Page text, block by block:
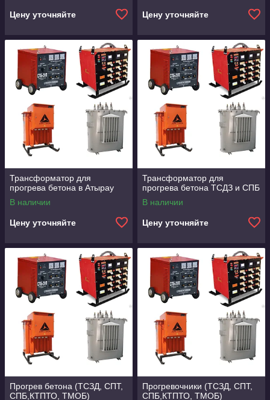
Цену уточняйте Цену уточняйте
Трансформатор для
прогрева бетона в Атырау
В наличии
Цену уточняйте
Трансформатор для
прогрева бетона ТСДЗ и СПБ
В наличии
Цену уточняйте
Прогрев бетона (ТСЗД, СПТ,
СПБ,КТПТО, ТМОБ)
Прогревочники (ТСЗД, СПТ,
СПБ,КТПТО, ТМОБ)